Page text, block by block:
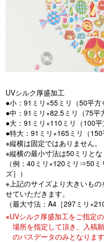
UVシルク厚盛加工
●小：91ミリ×55ミリ（50平方
●中：91ミリ×82.5ミリ（75平
●大：91ミリ×110ミリ（100平
●特大：91ミリ×165ミリ（150
※縦横は固定ではありません。
※縦横の最小寸法は50ミリとな
（例：40ミリ×120ミリ⇒50
ズ］）
※上記のサイズより大きいも
せていただきます。
（最大寸法：A4［297ミリ
※UVシルク厚盛加工をご指定
場所を指定して頂き、入稿
のパスデータのみとなります